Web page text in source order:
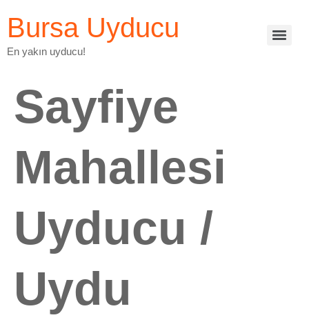
Bursa Uyducu
En yakın uyducu!
Sayfiye
Mahallesi
Uyducu /
Uydu